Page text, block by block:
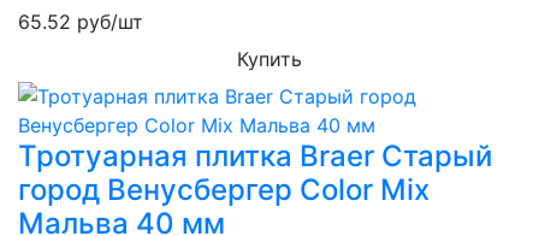
65.52 руб/шт
Купить
Тротуарная плитка Braer Старый
город Венусбергер Color Mix
Мальва 40 мм